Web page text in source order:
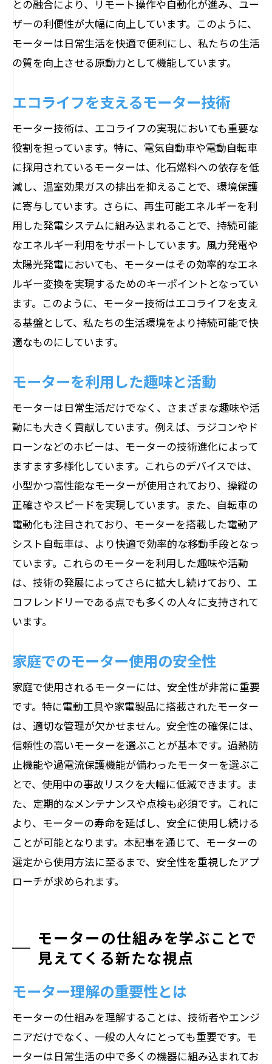
との融合により、リモート操作や自動化が進み、ユー
ザーの利便性が大幅に向上しています。このように、
モーターは日常生活を快適で便利にし、私たちの生活
の質を向上させる原動力として機能しています。
エコライフを支えるモーター技術
モーター技術は、エコライフの実現においても重要な
役割を担っています。特に、電気自動車や電動自転車
に採用されているモーターは、化石燃料への依存を低
減し、温室効果ガスの排出を抑えることで、環境保護
に寄与しています。さらに、再生可能エネルギーを利
用した発電システムに組み込まれることで、持続可能
なエネルギー利用をサポートしています。風力発電や
太陽光発電においても、モーターはその効率的なエネ
ルギー変換を実現するためのキーポイントとなってい
ます。このように、モーター技術はエコライフを支え
る基盤として、私たちの生活環境をより持続可能で快
適なものにしています。
モーターを利用した趣味と活動
モーターは日常生活だけでなく、さまざまな趣味や活
動にも大きく貢献しています。例えば、ラジコンやド
ローンなどのホビーは、モーターの技術進化によって
ますます多様化しています。これらのデバイスでは、
小型かつ高性能なモーターが使用されており、操縦の
正確さやスピードを実現しています。また、自転車の
電動化も注目されており、モーターを搭載した電動ア
シスト自転車は、より快適で効率的な移動手段となっ
ています。これらのモーターを利用した趣味や活動
は、技術の発展によってさらに拡大し続けており、エ
コフレンドリーである点でも多くの人々に支持されて
います。
家庭でのモーター使用の安全性
家庭で使用されるモーターには、安全性が非常に重要
です。特に電動工具や家電製品に搭載されたモーター
は、適切な管理が欠かせません。安全性の確保には、
信頼性の高いモーターを選ぶことが基本です。過熱防
止機能や過電流保護機能が備わったモーターを選ぶこ
とで、使用中の事故リスクを大幅に低減できます。ま
た、定期的なメンテナンスや点検も必須です。これに
より、モーターの寿命を延ばし、安全に使用し続ける
ことが可能となります。本記事を通じて、モーターの
選定から使用方法に至るまで、安全性を重視したアプ
ローチが求められます。
モーターの仕組みを学ぶことで
見えてくる新たな視点
モーター理解の重要性とは
モーターの仕組みを理解することは、技術者やエンジ
ニアだけでなく、一般の人々にとっても重要です。モ
ーターは日常生活の中で多くの機器に組み込まれてお